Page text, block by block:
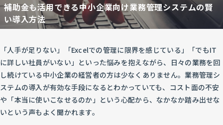
補助金も活用できる中小企業向け業務管理システムの賢
い導入方法
「人手が足りない」「Excelでの管理に限界を感じている」「でもIT
に詳しい社員がいない」といった悩みを抱えながら、日々の業務を回
し続けている中小企業の経営者の方は少なくありません。業務管理シ
ステムの導入が有効な手段になるとわかっていても、コスト面の不安
や「本当に使いこなせるのか」という心配から、なかなか踏み出せな
いという声もよく聞かれます。